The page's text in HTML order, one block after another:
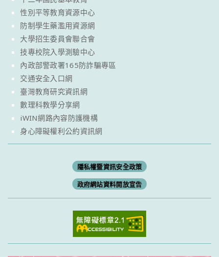
性別平等教育資源中心
防制學生藥濫用資源網
大學招生委員會聯合會
技專校院入學測驗中心
內政部警政署165防詐騙專區
交通安全入口網
臺灣教育研究資訊網
數理科教學分享網
iWIN網路內容防護機構
身心障礙權利公約資訊網
隱私權暨資訊安全政策
政府網站資料開放宣告